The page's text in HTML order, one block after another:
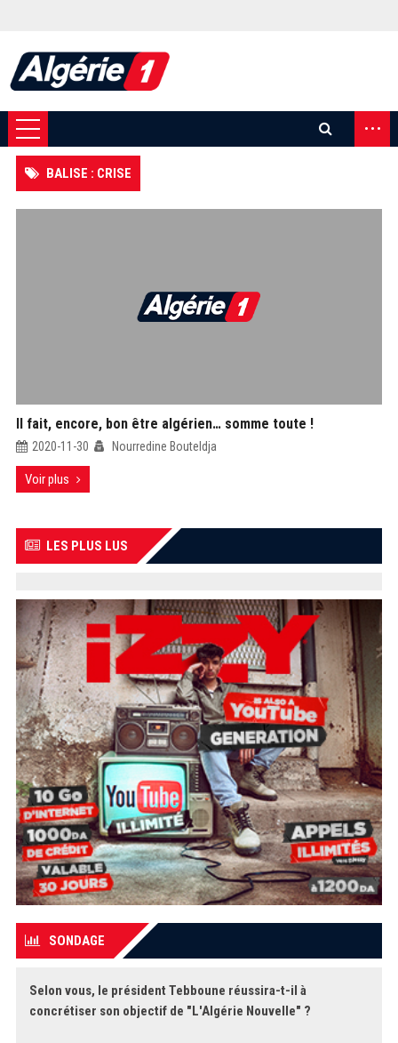
...
BALISE : CRISE
Il fait, encore, bon être algérien… somme toute !
2020-11-30 Nourredine Bouteldja
Voir plus
LES PLUS LUS
SONDAGE
Selon vous, le président Tebboune réussira-t-il à
concrétiser son objectif de "L'Algérie Nouvelle" ?